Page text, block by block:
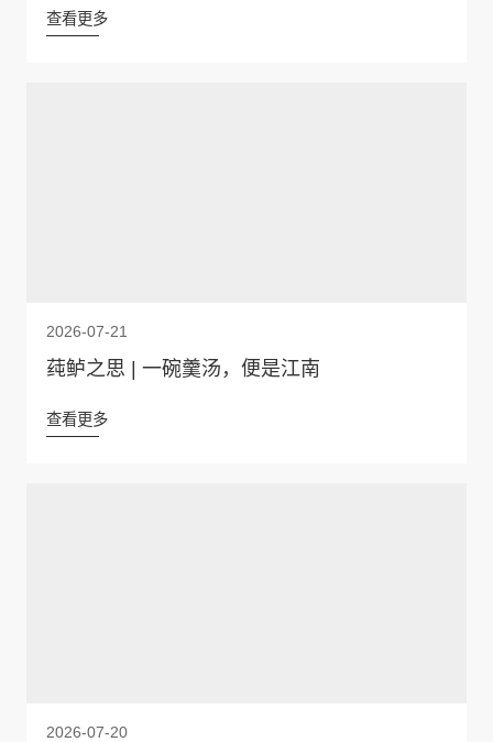
查看更多
2026-07-21
莼鲈之思 | 一碗羹汤，便是江南
查看更多
2026-07-20